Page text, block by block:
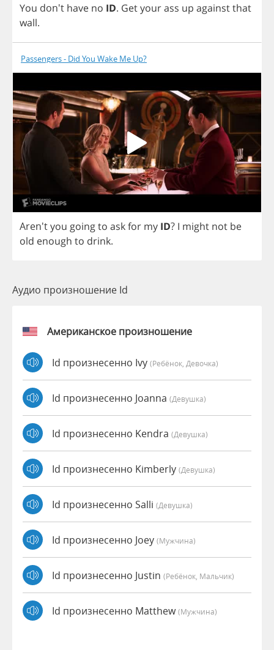
You don't have no ID. Getyourass up againstthat
wall.
Passengers - Did You Wake Me Up?
Aren'tyou goingto askfor my ID? I might not be
old enough to drink.
Аудио произношение Id
Американское произношение
Id произнесенно Ivy (Ребёнок, Девочка)
Id произнесенно Joanna (девушка)
Id произнесенно Kendra (девушка)
Id произнесенно Kimberly (девушка)
Id произнесенно Salli (девушка)
Id произнесенно Joey (мужчина)
Id произнесенно Justin (Ребёнок, Мальчик)
Id произнесенно Matthew(мужчина)